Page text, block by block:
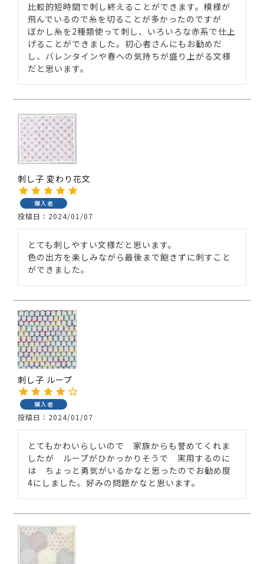
比較的短時間で刺し終えることができます。模様が
飛んでいるので糸を切ることが多かったのですが
ぼかし糸を2種類使って刺し、いろいろな赤系で仕上
げることができました。初心者さんにもお勧めだ
し、バレンタインや春への気持ちが盛り上がる文様
だと思います。
刺し子 変わり花文
購入者
投稿日 2024/01/07
とても刺しやすい文様だと思います。
色の出方を楽しみながら最後まで飽きずに刺すこと
刺し子 ループ
購入者
投稿日 2024/01/07
とてもかわいらしいので　家族からも誉めてくれま
したが　ループがひかっかりそうで　実用するのに
は　ちょっと勇気がいるかなと思ったのでお勧め度
4にしました。好みの問題かなと思います。